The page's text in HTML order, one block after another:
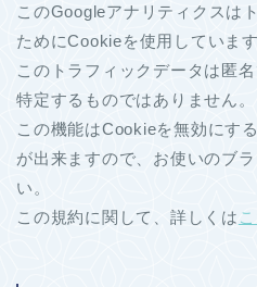
このGoogleアナリティクスは
ためにCookieを使用しています
このトラフィックデータは匿
特定するものではありません。
この機能はCookieを無効にす
が出来ますので、お使いのブ
い。
この規約に関して、詳しくは